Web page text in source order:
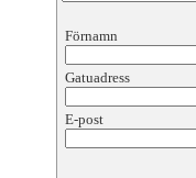
Förnamn
Gatuadress
E-post